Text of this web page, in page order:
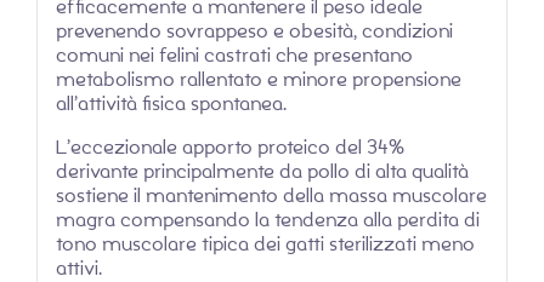
efficacemente a mantenere il peso ideale
prevenendo sovrappeso e obesità, condizioni
comuni nei felini castrati che presentano
metabolismo rallentato e minore propensione
all’attività fisica spontanea.
L’eccezionale apporto proteico del 34%
derivante principalmente da pollo di alta qualità
sostiene il mantenimento della massa muscolare
magra compensando la tendenza alla perdita di
tono muscolare tipica dei gatti sterilizzati meno
attivi.